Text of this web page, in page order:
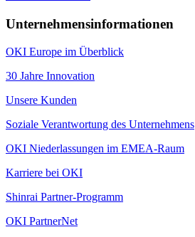
Unternehmensinformationen
OKI Europe im Überblick
30 Jahre Innovation
Unsere Kunden
Soziale Verantwortung des Unternehmens
OKI Niederlassungen im EMEA-Raum
Karriere bei OKI
Shinrai Partner-Programm
OKI PartnerNet